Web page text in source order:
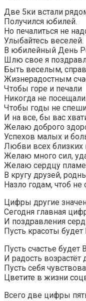
Две 5ки встали
Получился юбилей.
Но печалиться не
Улыбайтесь веселей.
В юбилейный День
Шлю свое я
Быть веселым,
Жизнерадостным
Чтобы горе и печали
Никогда не посещали.
Чтобы годы не
И на все, бы вас
Желаю доброго
Успехов малых и
Любви всех близких
Желаю много сил,
Желаю сердцу
В кругу друзей,
Назло годам, чтоб не
Цифры другие
Сегодня главная
И поздравления
Пусть красоты
Пусть счастье
И радость
Пусть себя
Цветите в жизни
Всего две цифры